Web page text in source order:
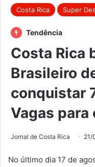
Costa Rica Super
Tendência
Costa Rica
Brasileiro
conquistar
Vagas para
Jornal de Costa Rica 21/
No último dia 17 de